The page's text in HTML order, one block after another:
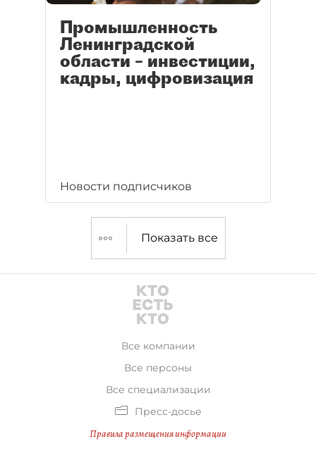
Промышленность
Ленинградской
области – инвестиции,
кадры, цифровизация
Новости подписчиков
Показать все
Все компании
Все персоны
Все специализации
Пресс-досье
Правила размещения информации